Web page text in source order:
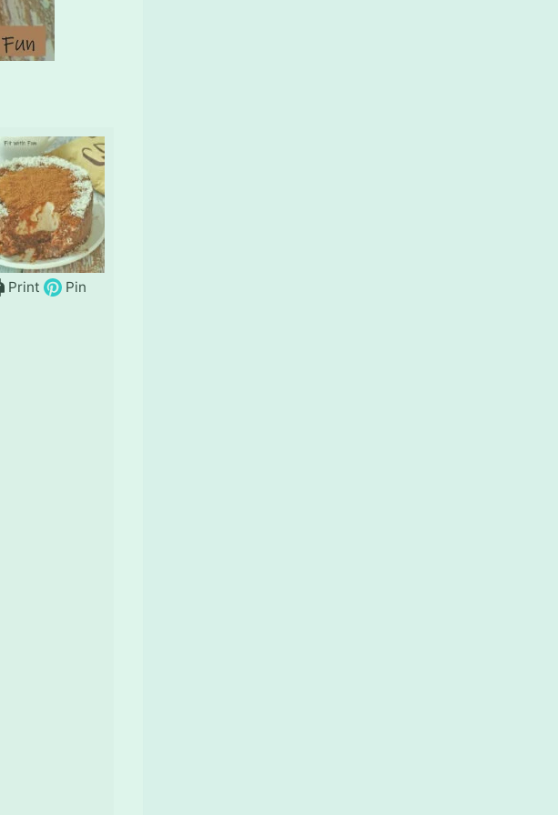
Print Pin